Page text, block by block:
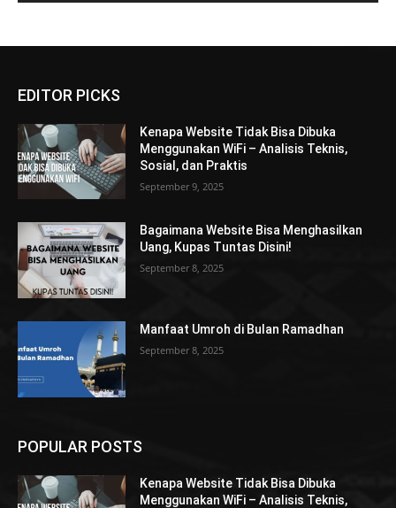
EDITOR PICKS
Kenapa Website Tidak Bisa Dibuka
Menggunakan WiFi – Analisis Teknis,
Sosial, dan Praktis
September 9, 2025
Bagaimana Website Bisa Menghasilkan
Uang, Kupas Tuntas Disini!
September 8, 2025
Manfaat Umroh di Bulan Ramadhan
September 8, 2025
POPULAR POSTS
Kenapa Website Tidak Bisa Dibuka
Menggunakan WiFi – Analisis Teknis,